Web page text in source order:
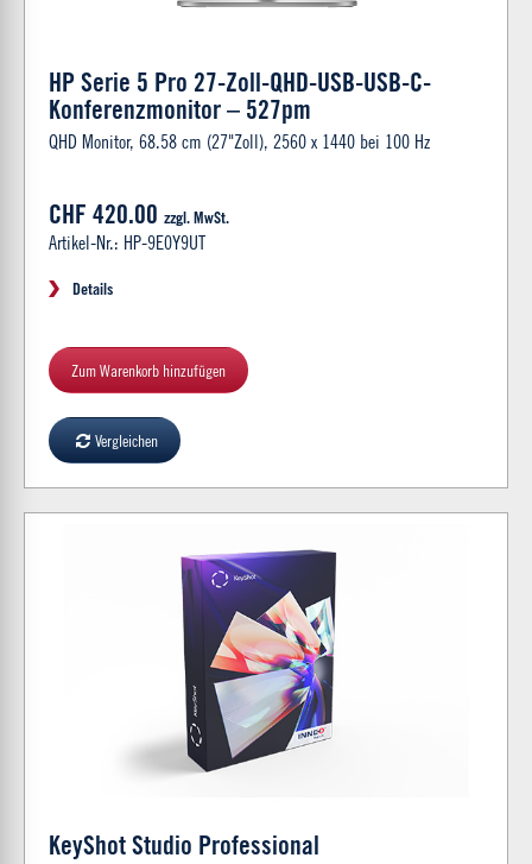
HP Serie 5 Pro 27-Zoll-QHD-USB-USB-C-
Konferenzmonitor – 527pm
QHD Monitor, 68.58 cm (27"Zoll), 2560 x 1440 bei 100 Hz
CHF 420.00 zzgl. MwSt.
Artikel-Nr.: HP-9E0Y9UT
Details
Zum Warenkorb hinzufügen
Vergleichen
KeyShot Studio Professional